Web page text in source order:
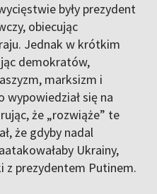
były prezydent
obiecując
Jednak w krótkim
demokratów,
marksizm i
się na
że „rozwiąże” te
że gdyby nadal
Ukrainy,
z prezydentem Putinem.